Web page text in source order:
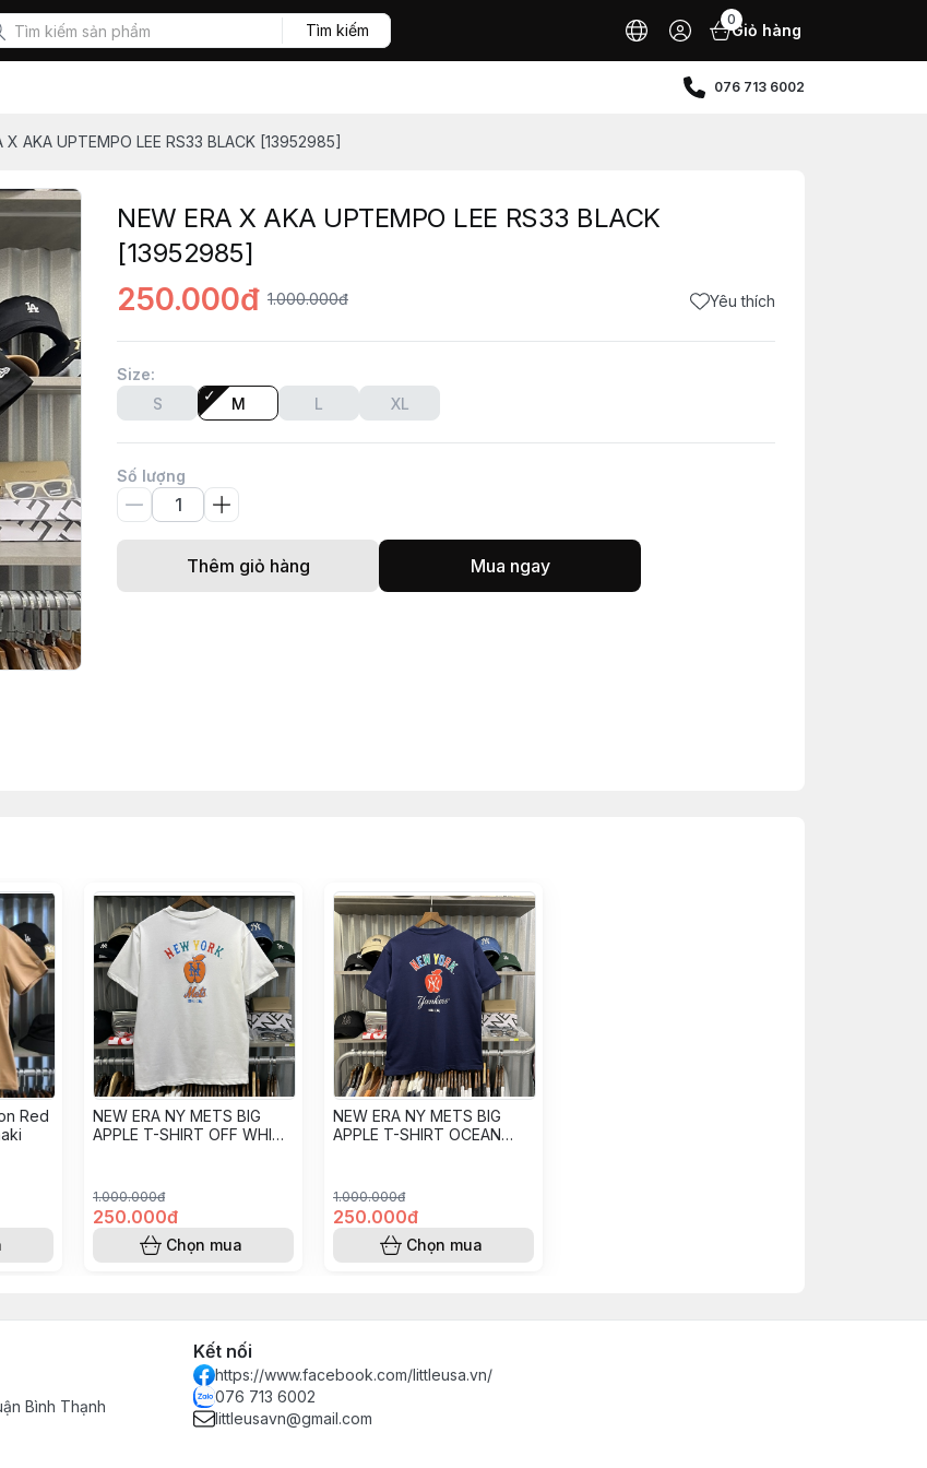
Tìm kiếm
0
Giỏ hàng
076 713 6002
X AKA UPTEMPO LEE RS33 BLACK [13952985]
NEW ERA X AKA UPTEMPO LEE RS33 BLACK
[13952985]
250.000đ 1.000.000đ Yêu thích
Size:
S
M L XL
Số lượng
Thêm giỏ hàng Mua ngay
Red
NEW ERA NY METS BIG
APPLE T-SHIRT OFF WHITE
1.000.000đ
250.000đ
Chọn mua
NEW ERA NY METS BIG
APPLE T-SHIRT OCEAN
1.000.000đ
250.000đ
Chọn mua
Bình Thạnh
Kết nối
https://www.facebook.com/littleusa.vn/
076 713 6002
littleusavn@gmail.com